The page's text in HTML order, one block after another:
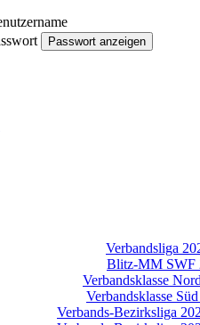
Passwort anzeigen
Verbandsliga
Blitz-MM SWF
Verbandsklasse
Verbandsklasse
Verbands-Bezirksliga